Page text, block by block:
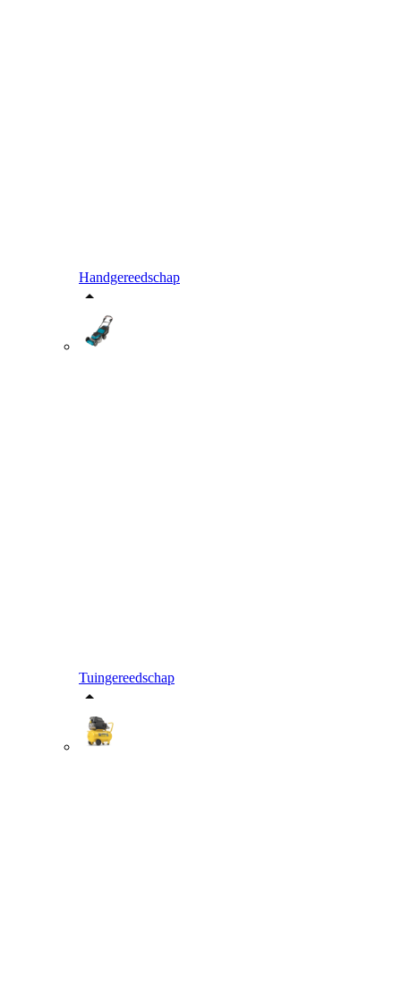
Handgereedschap
Tuingereedschap